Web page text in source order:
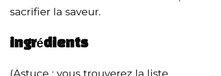
sacrifier la saveur.
ingrédients
(Astuce : vous trouverez la liste